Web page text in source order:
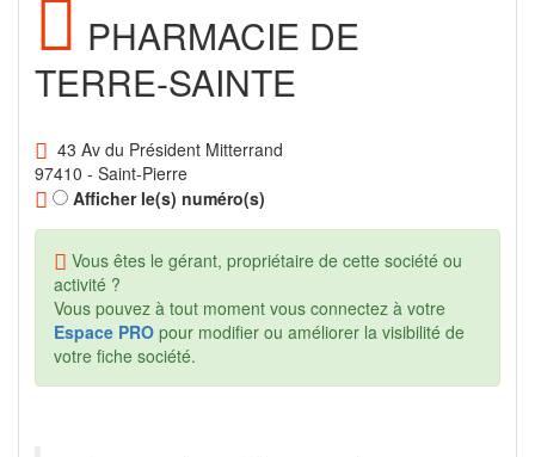
PHARMACIE DE
TERRE-SAINTE
43 Av du Président Mitterrand
97410 - Saint-Pierre
Afficher le(s) numéro(s)
Vous êtes le gérant, propriétaire de cette société ou
activité ?
Vous pouvez à tout moment vous connectez à votre
Espace PRO pour modifier ou améliorer la visibilité de
votre fiche société.